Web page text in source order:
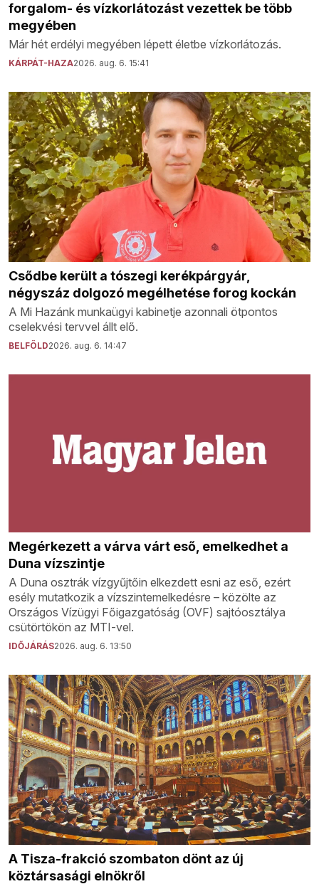
forgalom- és vízkorlátozást vezettek be több
megyében
Már hét erdélyi megyében lépett életbe vízkorlátozás.
KÁRPÁT-HAZA2026. aug. 6. 15:41
Csődbe került a tószegi kerékpárgyár,
négyszáz dolgozó megélhetése forog kockán
A Mi Hazánk munkaügyi kabinetje azonnali ötpontos
cselekvési tervvel állt elő.
BELFÖLD2026. aug. 6. 14:47
Megérkezett a várva várt eső, emelkedhet a
Duna vízszintje
A Duna osztrák vízgyűjtőin elkezdett esni az eső, ezért
esély mutatkozik a vízszintemelkedésre – közölte az
Országos Vízügyi Főigazgatóság (OVF) sajtóosztálya
csütörtökön az MTI-vel.
IDŐJÁRÁS2026. aug. 6. 13:50
A Tisza-frakció szombaton dönt az új
köztársasági elnökről